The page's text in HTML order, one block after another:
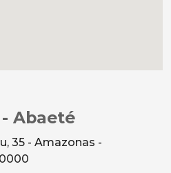
Abaeté
35 - Amazonas -